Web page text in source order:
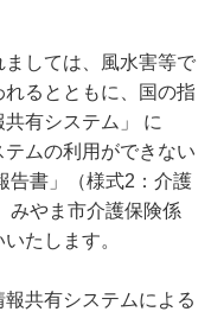
しては、風水害等で
るとともに、国の指
有システム」 に
ムの利用ができない
告書」（様式2：介護
みやま市介護保険係
たします。
共有システムによる